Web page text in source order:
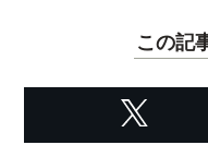
この記